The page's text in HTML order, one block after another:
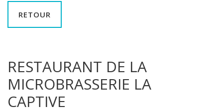
RETOUR
RESTAURANT DE LA
MICROBRASSERIE LA
CAPTIVE